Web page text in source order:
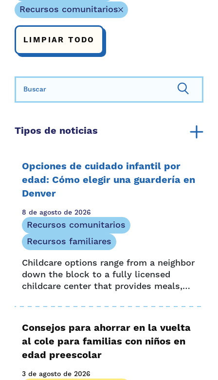
Recursos comunitarios
LIMPIAR TODO
Buscar:
Tipos de noticias
Informe anual
Recursos comunitarios
Recursos familiares
Historias familiares
Mención en los medios
Hoja informativa
Oportunidad y acceso
Presione soltar
Recursos para proveedores
Historias de proveedores
Investigación
Opciones de cuidado infantil por
edad: Cómo elegir una guardería en
Denver
8 de agosto de 2026
Recursos comunitarios
Recursos familiares
Childcare options range from a neighbor
down the block to a fully licensed
childcare center that provides meals,
curriculum and extended-day care.
Choosing what’s best for your...
Consejos para ahorrar en la vuelta
al cole para familias con niños en
edad preescolar
3 de agosto de 2026